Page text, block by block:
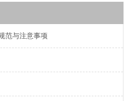
范与注意事项